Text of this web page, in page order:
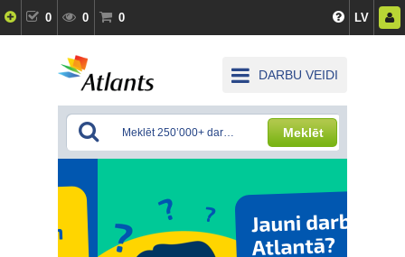
0 0 0 LV
DARBU VEIDI
Meklēt